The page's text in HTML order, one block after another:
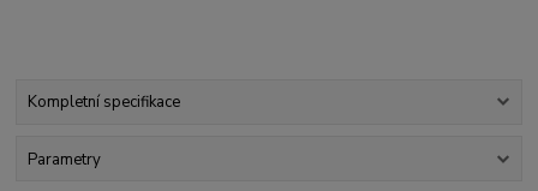
Kompletní specifikace
Parametry